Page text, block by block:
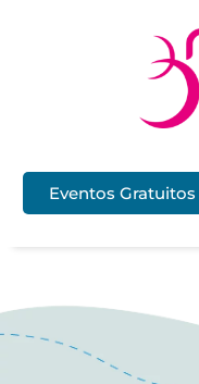
Eventos Gratuitos